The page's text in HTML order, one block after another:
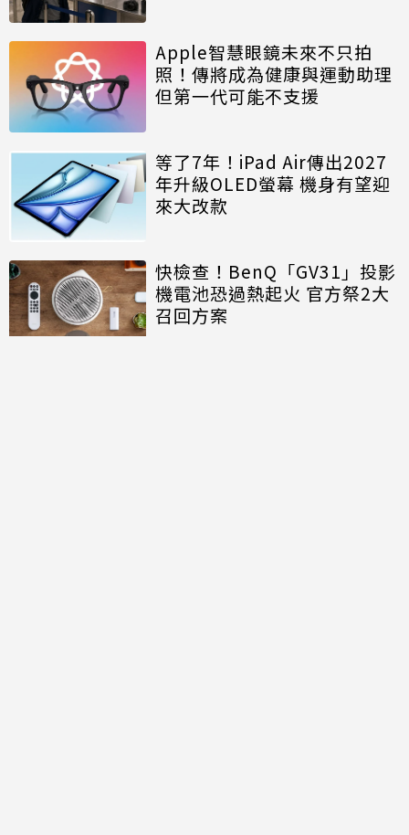
Apple智慧眼鏡未來不只拍
照！傳將成為健康與運動助理
但第一代可能不支援
等了7年！iPad Air傳出2027
年升級OLED螢幕 機身有望迎
來大改款
快檢查！BenQ「GV31」投影
機電池恐過熱起火 官方祭2大
召回方案